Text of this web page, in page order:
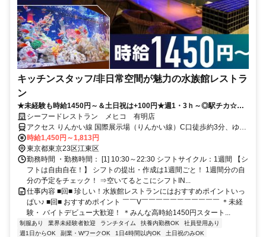
キッチンスタッフ/非日常空間が魅力の水族館レストラ
ン
★未経験も時給1450円～＆土日祝は+100円★週1・3ｈ～◎駅チカ☆ま
かない・社割有☆髪色・髪型自由☆
シーフードレストラン メヒコ 有明店
アクセス りんかい線 国際展示場（りんかい線）C口徒歩約3分、ゆり
かもめ 有明（東京都）1番口徒歩約4分、ゆりかもめ 東京ビッグサイ
ト（ゆりかもめ）1番口徒歩約5分 「有明」駅/「国際展示場」駅より
徒歩3分
時給1,450円～1,813円
東京都東京23区江東区
勤務時間 ・勤務時間： [1] 10:30～22:30 シフトサイクル：1週間 【シ
フトは自由自在！】 シフトの提出・作成は1週間ごと！ 1週間分の自
分の予定をチェック！ ⇒空いてるとこにシフトIN...
仕事内容 ■回■ 珍しい！水族館レストランにはおすすめポイントいっ
ぱい♪ ■回■ おすすめポイント ￣￣V￣￣￣￣￣￣￣￣￣￣￣ ＊未経
験・ バイトデビュー大歓迎！ ＊みんな高時給1450円スタート...
制服あり 業界未経験者歓迎 ランチタイム 扶養内勤務OK
社員登用あり
週1日からOK
副業・WワークOK 1日4時間以内OK
土日祝のみOK